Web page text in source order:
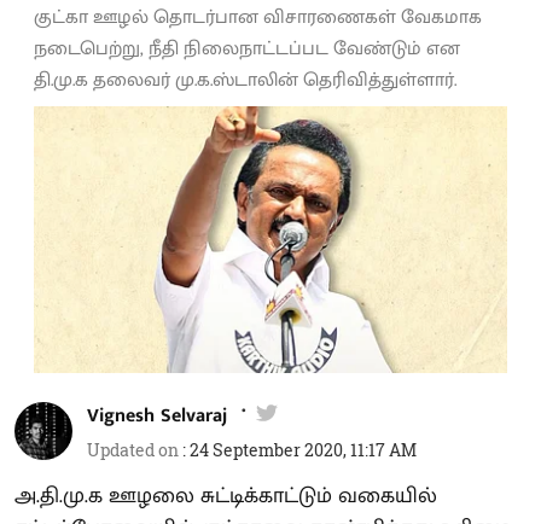
குட்கா ஊழல் தொடர்பான விசாரணைகள் வேகமாக
நடைபெற்று, நீதி நிலைநாட்டப்பட வேண்டும் என
தி.மு.க தலைவர் மு.க.ஸ்டாலின் தெரிவித்துள்ளார்.
Vignesh Selvaraj
Updated on :24 September 2020, 11:17 AM
அ.தி.மு.க ஊழலை சுட்டிக்காட்டும் வகையில்